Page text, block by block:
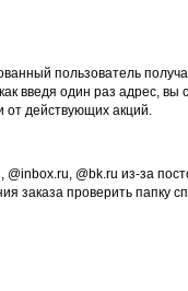
пользователь
введя один раз адрес,
от действующих акций.
@inbox.ru, @bk.ru из-за
заказа проверить папку